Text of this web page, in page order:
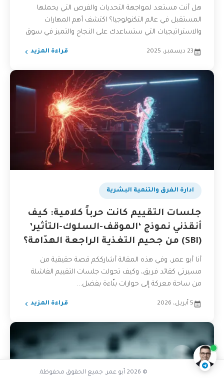
هل أنت مستعد لمواجهة التحديات والفرص التي يحملها
المستقبل في عالم التكنولوجيا؟ اكتشف أهم المهارات
والاستراتيجيات التي ستساعدك على النجاح والتميز في سوق
23 ديسمبر، 2025 قراءة المزيد
ادارة الفرق والتنمية البشرية
جلسات التقييم كانت حرباً كلامية: كيف
أنقذني نموذج ‘الموقف-السلوك-التأثير’
(SBI) من جحيم التغذية الراجعة الهدّامة؟
أنا أبو عمر، وفي هذه المقالة أشارككم قصة حقيقية من
مسيرتي كقائد فريق، وكيف تحولت جلسات التقييم الفاشلة
من ساحة معركة إلى حوارات بنّاءة بفضل...
5 أبريل، 2026 قراءة المزيد كيف نعزز علامتنا التجارية
@AbuOmarTech_bot
© 2026 أبو عمر. جميع الحقوق محفوظة.